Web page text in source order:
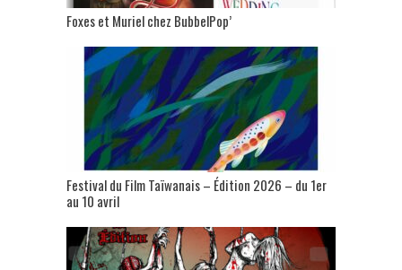
Foxes et Muriel chez BubbelPop’
Festival du Film Taïwanais – Édition 2026 – du 1er
au 10 avril